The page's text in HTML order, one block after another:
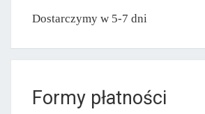
Dostarczymy w 5-7 dni
Formy płatności